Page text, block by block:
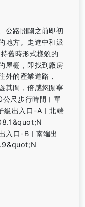
公路開闢之前即初
地方。走進中和派
舊時形式樣貌的
屋棚，即找到廠房
外的產業道路，
其間，倍感悠閒寧
尺步行時間︱單
出入口-A︱北端
口-B︱南端出